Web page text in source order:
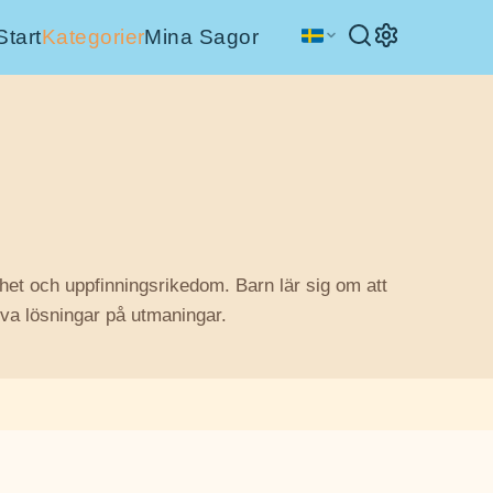
KategorierMina Sagor
och uppfinningsrikedom. Barn lär sig om att
lösningar på utmaningar.